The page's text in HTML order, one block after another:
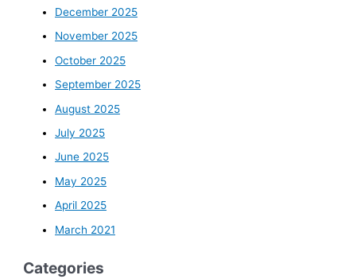
December 2025
November 2025
October 2025
September 2025
August 2025
July 2025
June 2025
May 2025
April 2025
March 2021
Categories